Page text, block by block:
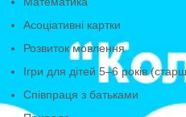
Математика
Асоціативні картки
Розвиток мовлення